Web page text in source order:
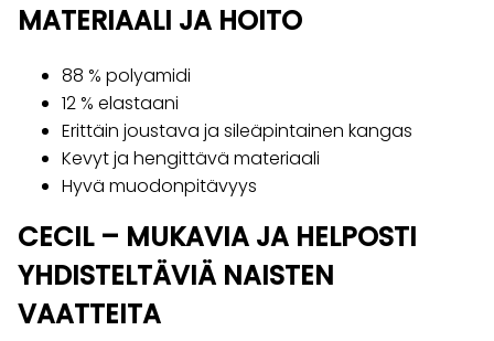
MATERIAALI JA HOITO
88 % polyamidi
12 % elastaani
Erittäin joustava ja sileäpintainen kangas
Kevyt ja hengittävä materiaali
Hyvä muodonpitävyys
CECIL – MUKAVIA JA HELPOSTI
YHDISTELTÄVIÄ NAISTEN
VAATTEITA